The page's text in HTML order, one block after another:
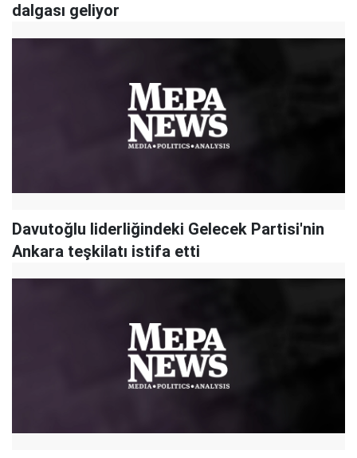
dalgası geliyor
Davutoğlu liderliğindeki Gelecek Partisi'nin
Ankara teşkilatı istifa etti